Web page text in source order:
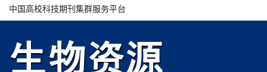
中国高校科技期刊集群服务平台